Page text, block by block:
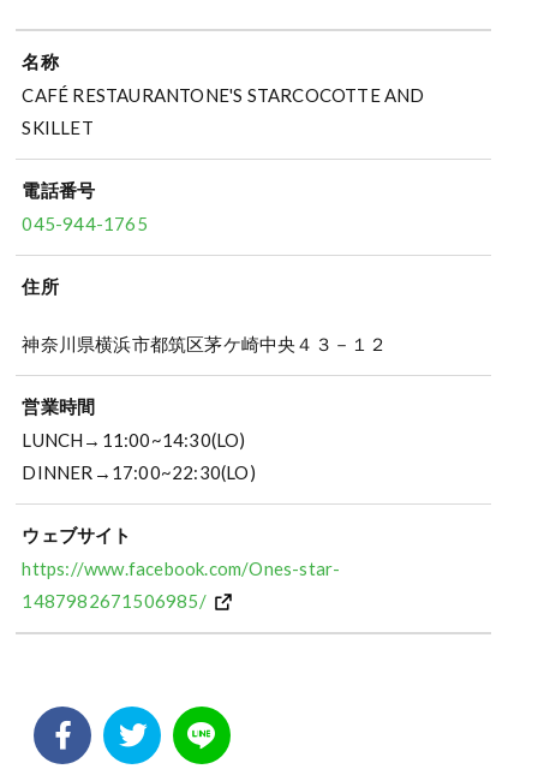
名称
CAFÉ RESTAURANTONE'S STARCOCOTTE AND
SKILLET
電話番号
045-944-1765
住所
神奈川県横浜市都筑区茅ケ崎中央４３－１２
営業時間
LUNCH→11:00~14:30(LO)
DINNER→17:00~22:30(LO)
ウェブサイト
https://www.facebook.com/Ones-star-
1487982671506985/